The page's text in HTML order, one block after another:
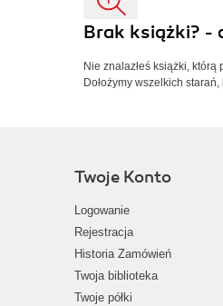
Brak książki? -
Nie znalazłeś książki,
Dołożymy wszelkich
Twoje Konto
Logowanie
Rejestracja
Historia Zamówień
Twoja biblioteka
Twoje półki